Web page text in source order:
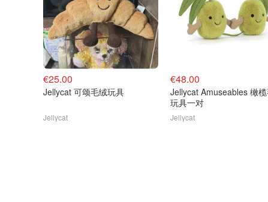
€25.00
Jellycat 可颂毛绒玩具
Jellycat
€48.00
Jellycat Amuseables 橄榄毛绒
玩具一对
Jellycat